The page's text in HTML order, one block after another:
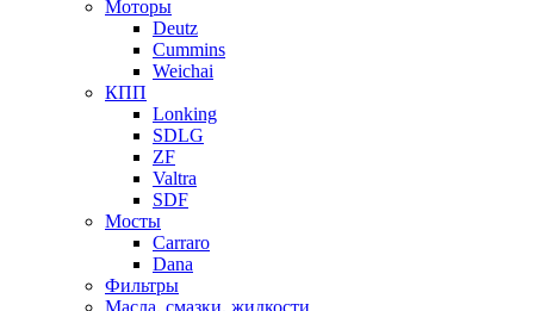
Моторы
Deutz
Cummins
Weichai
КПП
Lonking
SDLG
ZF
Valtra
SDF
Мосты
Carraro
Dana
Фильтры
Масла, смазки, жидкости